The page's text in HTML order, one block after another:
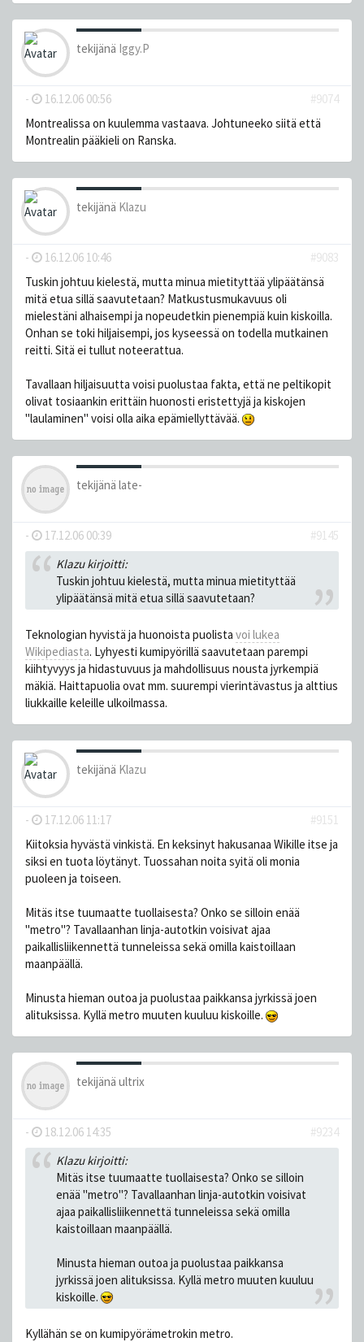
tekijänä Iggy.P
- 16.12.06 00:56
#9074
Montrealissa on kuulemma vastaava. Johtuneeko siitä että
Montrealin pääkieli on Ranska.
tekijänä Klazu
- 16.12.06 10:46
#9083
Tuskin johtuu kielestä, mutta minua mietityttää ylipäätänsä
mitä etua sillä saavutetaan? Matkustusmukavuus oli
mielestäni alhaisempi ja nopeudetkin pienempiä kuin kiskoilla.
Onhan se toki hiljaisempi, jos kyseessä on todella mutkainen
reitti. Sitä ei tullut noteerattua.
Tavallaan hiljaisuutta voisi puolustaa fakta, että ne peltikopit
olivat tosiaankin erittäin huonosti eristettyjä ja kiskojen
"laulaminen" voisi olla aika epämiellyttävää.
tekijänä late-
- 17.12.06 00:39
#9145
Klazu kirjoitti:
Tuskin johtuu kielestä, mutta minua mietityttää
ylipäätänsä mitä etua sillä saavutetaan?
Teknologian hyvistä ja huonoista puolista voi lukea
Wikipediasta. Lyhyesti kumipyörillä saavutetaan parempi
kiihtyvyys ja hidastuvuus ja mahdollisuus nousta jyrkempiä
mäkiä. Haittapuolia ovat mm. suurempi vierintävastus ja alttius
liukkaille keleille ulkoilmassa.
tekijänä Klazu
- 17.12.06 11:17
#9151
Kiitoksia hyvästä vinkistä. En keksinyt hakusanaa Wikille itse ja
siksi en tuota löytänyt. Tuossahan noita syitä oli monia
puoleen ja toiseen.
Mitäs itse tuumaatte tuollaisesta? Onko se silloin enää
"metro"? Tavallaanhan linja-autotkin voisivat ajaa
paikallisliikennettä tunneleissa sekä omilla kaistoillaan
maanpäällä.
Minusta hieman outoa ja puolustaa paikkansa jyrkissä joen
alituksissa. Kyllä metro muuten kuuluu kiskoille.
tekijänä ultrix
- 18.12.06 14:35
#9234
Klazu kirjoitti:
Mitäs itse tuumaatte tuollaisesta? Onko se silloin
enää "metro"? Tavallaanhan linja-autotkin voisivat
ajaa paikallisliikennettä tunneleissa sekä omilla
kaistoillaan maanpäällä.
Minusta hieman outoa ja puolustaa paikkansa
jyrkissä joen alituksissa. Kyllä metro muuten kuuluu
kiskoille.
Kyllähän se on kumipyörämetrokin metro.